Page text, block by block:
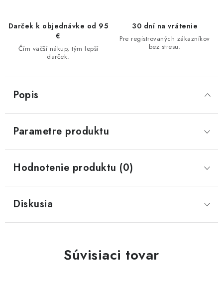
Darček k objednávke od 95
€
Čím väčší nákup, tým lepší
darček.
30 dní na vrátenie
Pre registrovaných zákazníkov
bez stresu.
Popis
Parametre produktu
Hodnotenie produktu (0)
Diskusia
Súvisiaci tovar